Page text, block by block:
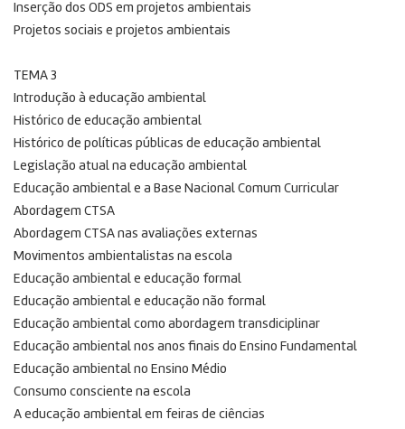
Inserção dos ODS em projetos ambientais
Projetos sociais e projetos ambientais
TEMA 3
Introdução à educação ambiental
Histórico de educação ambiental
Histórico de políticas públicas de educação ambiental
Legislação atual na educação ambiental
Educação ambiental e a Base Nacional Comum Curricular
Abordagem CTSA
Abordagem CTSA nas avaliações externas
Movimentos ambientalistas na escola
Educação ambiental e educação formal
Educação ambiental e educação não formal
Educação ambiental como abordagem transdiciplinar
Educação ambiental nos anos finais do Ensino Fundamental
Educação ambiental no Ensino Médio
Consumo consciente na escola
A educação ambiental em feiras de ciências